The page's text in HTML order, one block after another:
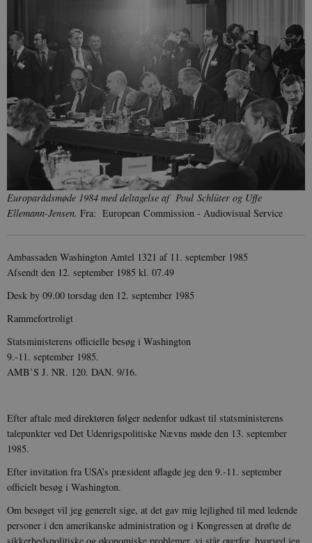
Europarådsmøde 1984 med deltagelse af Poul Schlüter og Uffe
Ellemann-Jensen. Fra: European Commission - Audiovisual Service
Ambassaden Washington Amtel 1321 af 11. september 1985
Afsendt den 12. september 1985 kl. 07.49
Desk by 09.00 torsdag den 12. september 1985
Rammefortroligt
Statsministerens officielle besøg i Washington
9.-11. september 1985.
AMB’S J. NR. 120. DAN. 9/16.
Efter aftale med direktøren følger nedenfor udkast til statsministerens
talepunkter ved Det Udenrigspolitiske Nævns møde den 13. september
1985.
Efter invitation fra USA’s præsident aflagde jeg den 9.-11. september
officielt besøg i Washington.
Om besøget vil jeg generelt sige, at det gav mig lejlighed til med ledende
personer i den amerikanske administration og i Kongressen at drøfte de